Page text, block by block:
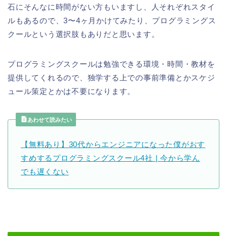
石にそんなに時間がない方もいますし、人それぞれスタイ
ルもあるので、3〜4ヶ月かけてみたり、プログラミングス
クールという選択肢もありだと思います。
プログラミングスクールは勉強できる環境・時間・教材を
提供してくれるので、独学する上での事前準備とかスケジ
ュール策定とかは不要になります。
あわせて読みたい
【無料あり】30代からエンジニアになった僕がおす
すめするプログラミングスクール4社 | 今から学ん
でも遅くない